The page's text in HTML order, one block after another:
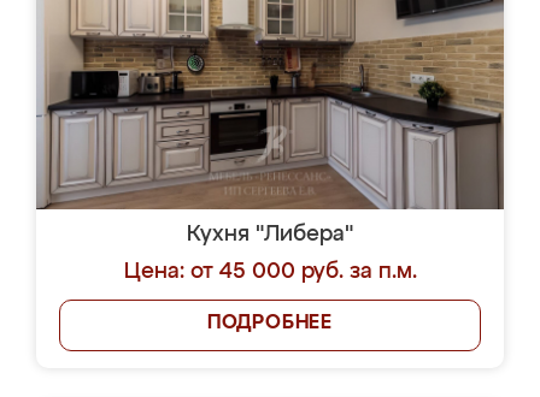
Кухня "Либера"
Цена: от 45 000 руб. за п.м.
ПОДРОБНЕЕ